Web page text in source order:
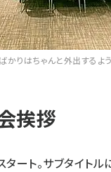
かりはちゃんと外出するよ
挨拶
ート。サブタイトル